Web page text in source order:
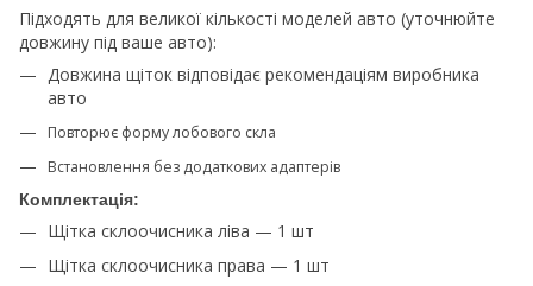
Підходять для великої кількості моделей авто (уточнюйте
довжину під ваше авто):
Довжина щіток відповідає рекомендаціям виробника
авто
Повторює форму лобового скла
Встановлення без додаткових адаптерів
Комплектація:
Щітка склоочисника ліва — 1 шт
Щітка склоочисника права — 1 шт